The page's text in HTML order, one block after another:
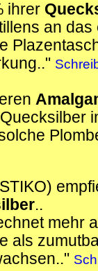
ihrer
an
..
mehr
als